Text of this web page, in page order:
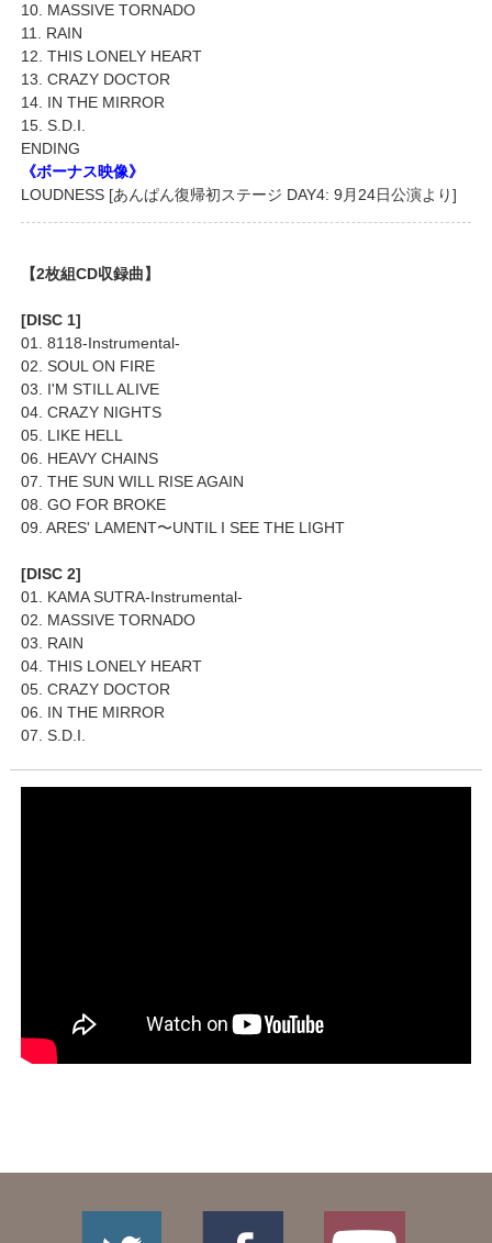
10. MASSIVE TORNADO
11. RAIN
12. THIS LONELY HEART
13. CRAZY DOCTOR
14. IN THE MIRROR
15. S.D.I.
ENDING
《ボーナス映像》
LOUDNESS [あんぱん復帰初ステージ DAY4: 9月24日公演より]
【2枚組CD収録曲】
[DISC 1]
01. 8118-Instrumental-
02. SOUL ON FIRE
03. I'M STILL ALIVE
04. CRAZY NIGHTS
05. LIKE HELL
06. HEAVY CHAINS
07. THE SUN WILL RISE AGAIN
08. GO FOR BROKE
09. ARES' LAMENT〜UNTIL I SEE THE LIGHT
[DISC 2]
01. KAMA SUTRA-Instrumental-
02. MASSIVE TORNADO
03. RAIN
04. THIS LONELY HEART
05. CRAZY DOCTOR
06. IN THE MIRROR
07. S.D.I.